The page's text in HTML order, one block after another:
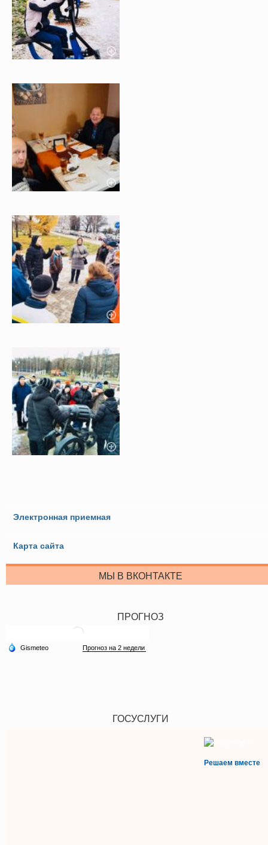
Электронная приемная
Карта сайта
МЫ В ВКОНТАКТЕ
ПРОГНОЗ
ГОСУСЛУГИ
Решаем вместе